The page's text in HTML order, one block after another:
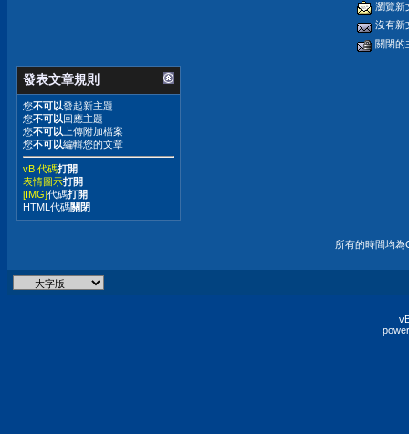
瀏覽新
沒有新
關閉的
發表文章規則
您不可以發起新主題
您不可以回應主題
您不可以 上傳附加檔案
您不可以編輯您的文章
vB 代碼打開
表情圖示打開
[IMG]代碼打開
HTML代碼關閉
所有的時間均為